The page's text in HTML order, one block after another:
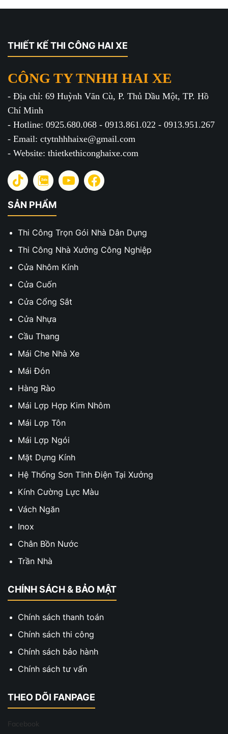
THIẾT KẾ THI CÔNG HAI XE
CÔNG TY TNHH HAI XE
- Địa chỉ: 69 Huỳnh Văn Cù, P. Thủ Dầu Một, TP. Hồ
Chí Minh
- Hotline: 0925.680.068 - 0913.861.022 - 0913.951.267
- Email: ctytnhhhaixe@gmail.com
- Website: thietkethiconghaixe.com
SẢN PHẨM
Thi Công Trọn Gói Nhà Dân Dụng
Thi Công Nhà Xưởng Công Nghiệp
Cửa Nhôm Kính
Cửa Cuốn
Cửa Cổng Sắt
Cửa Nhựa
Cầu Thang
Mái Che Nhà Xe
Mái Đón
Hàng Rào
Mái Lợp Hợp Kim Nhôm
Mái Lợp Tôn
Mái Lợp Ngói
Mặt Dựng Kính
Hệ Thống Sơn Tĩnh Điện Tại Xưởng
Kính Cường Lực Màu
Vách Ngăn
Inox
Chân Bồn Nước
Trần Nhà
CHÍNH SÁCH & BẢO MẬT
Chính sách thanh toán
Chính sách thi công
Chính sách bảo hành
Chính sách tư vấn
THEO DÕI FANPAGE
Facebook